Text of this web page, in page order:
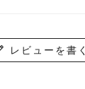
レビューを書く